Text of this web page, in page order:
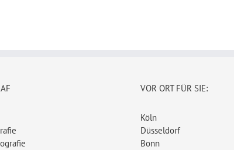
VOR ORT FÜR SIE:
Köln
Düsseldorf
Bonn